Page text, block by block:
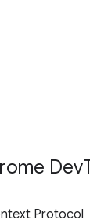
Dev
Protocol